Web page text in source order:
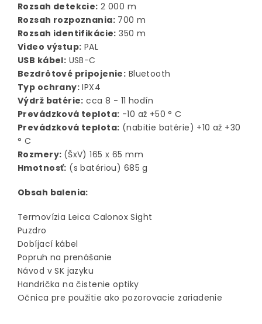
Rozsah detekcie: 2 000 m
Rozsah rozpoznania: 700 m
Rozsah identifikácie: 350 m
Video výstup: PAL
USB kábel: USB-C
Bezdrôtové pripojenie: Bluetooth
Typ ochrany: IPX4
Výdrž batérie: cca 8 - 11 hodín
Prevádzková teplota: -10 až +50 ° C
Prevádzková teplota: (nabitie batérie) +10 až +30
° C
Rozmery: (ŠxV) 165 x 65 mm
Hmotnosť: (s batériou) 685 g
Obsah balenia:
Termovízia Leica Calonox Sight
Puzdro
Dobíjací kábel
Popruh na prenášanie
Návod v SK jazyku
Handrička na čistenie optiky
Očnica pre použitie ako pozorovacie zariadenie